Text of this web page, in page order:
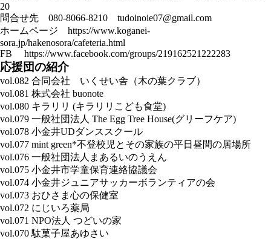
20
問合せ先 080-8066-8210 tudoinoie07@gmail.com
ホームページ https://www.koganei-
sora.jp/hakenosora/cafeteria.html
FB https://www.facebook.com/groups/219162521222283
応援団の紹介
vol.082 合同会社 いくせい舎（木の葉クラブ）
vol.081 株式会社 buonote
vol.080 キラリリ (キラリリこども⾷堂)
vol.079 一般社団法人 The Egg Tree House(グリーフケア)
vol.078 小金井UDダンススクール
vol.077 mint green*不登校児とその家族の平日昼間の居場所
vol.076 一般社団法人まあるいのうえん
vol.075 小金井市学童保育連絡協議会
vol.074 小金井ジュニアサッカーボランティアの会
vol.073 おひさま心の保健室
vol.072 にじいろ薬局
vol.071 NPO法人 つどいの家
vol.070 駄菓子屋あゆさい